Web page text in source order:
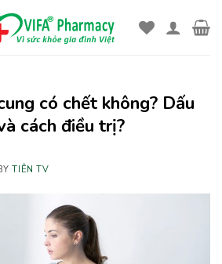
có chết không? Dấu
cách điều trị?
TIÊN TV